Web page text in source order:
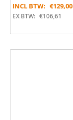
INCL BTW: €129,00
EX BTW: €106,61